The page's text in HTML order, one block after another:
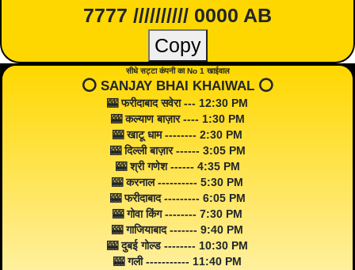
7777 ////////// 0000 AB
Copy
सीधे सट्टा कंपनी का No 1 खाईवाल
⭕️ SANJAY BHAI KHAIWAL ⭕️
🎰 फरीदाबाद सवेरा --- 12:30 PM
🎰 कल्याण बाज़ार ---- 1:30 PM
🎰 खाटू धाम -------- 2:30 PM
🎰 दिल्ली बाज़ार ------ 3:05 PM
🎰 श्री गणेश ------ 4:35 PM
🎰 करनाल ---------- 5:30 PM
🎰 फरीदाबाद --------- 6:05 PM
🎰 गोवा किंग -------- 7:30 PM
🎰 गाजियाबाद ------- 9:40 PM
🎰 दुबई गोल्ड -------- 10:30 PM
🎰 गली ----------- 11:40 PM